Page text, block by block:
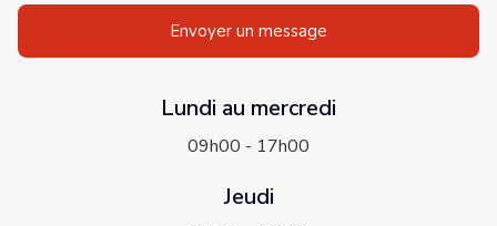
Envoyer un message
Lundi au mercredi
09h00 - 17h00
Jeudi